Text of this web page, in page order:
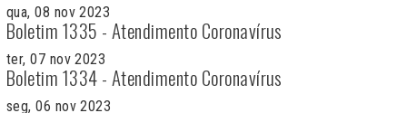
qua, 08 nov 2023
Boletim 1335 - Atendimento Coronavírus
ter, 07 nov 2023
Boletim 1334 - Atendimento Coronavírus
seg, 06 nov 2023